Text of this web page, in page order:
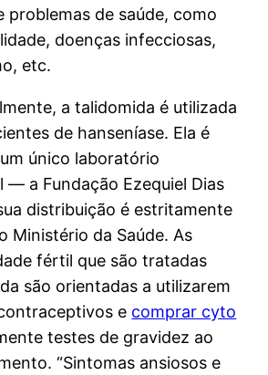
problemas de saúde, como
doenças infecciosas,
etc.
a talidomida é utilizada
de hanseníase. Ela é
único laboratório
— a Fundação Ezequiel Dias
distribuição é estritamente
Ministério da Saúde. As
fértil que são tratadas
são orientadas a utilizarem
e comprar cyto
testes de gravidez ao
“Sintomas ansiosos e